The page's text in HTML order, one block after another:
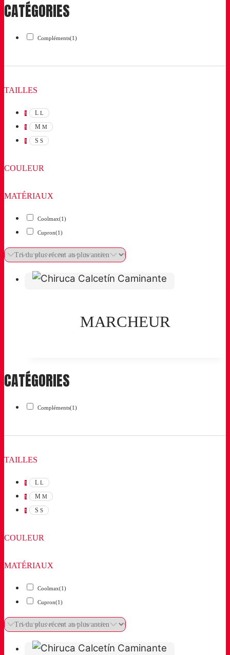
CATÉGORIES
Compléments(1)
TAILLES
1 L L
1 M M
1 S S
COULEUR
MATÉRIAUX
Coolmax(1)
Cupron(1)
MARCHEUR
CATÉGORIES
Compléments(1)
TAILLES
1 L L
1 M M
1 S S
COULEUR
MATÉRIAUX
Coolmax(1)
Cupron(1)